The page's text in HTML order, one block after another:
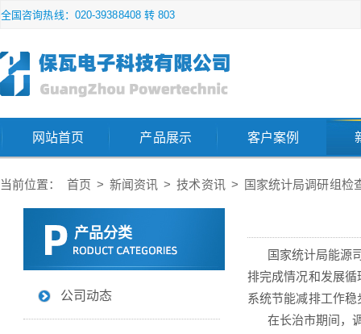
全国咨询热线：020-39388408 转 803
网站首页 产品展示 客户案例
当前位置： 首页 > 新闻资讯 > 技术资讯 > 国家统计局调研组检
国家统计局能源司
排完成情况和发展
系统节能减排工作稳
在长治市期间，调
产品分类
公司动态